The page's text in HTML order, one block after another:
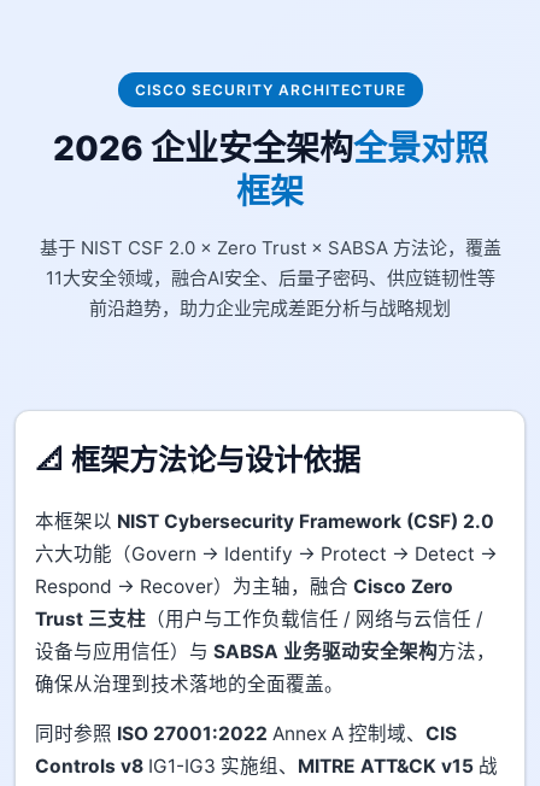
CISCO SECURITY ARCHITECTURE
2026 企业安全架构全景对照
框架
基于 NIST CSF 2.0 × Zero Trust × SABSA 方法论，覆盖
11大安全领域，融合AI安全、后量子密码、供应链韧性等
前沿趋势，助力企业完成差距分析与战略规划
📐 框架方法论与设计依据
本框架以 NIST Cybersecurity Framework (CSF) 2.0
六大功能（Govern → Identify → Protect → Detect →
Respond → Recover）为主轴，融合 Cisco Zero
Trust 三支柱 （用户与工作负载信任 / 网络与云信任 /
设备与应用信任）与 SABSA 业务驱动安全架构方法，
确保从治理到技术落地的全面覆盖。
同时参照 ISO 27001:2022 Annex A 控制域、 CIS
Controls v8 IG1-IG3 实施组、 MITRE ATT&CK v15 战